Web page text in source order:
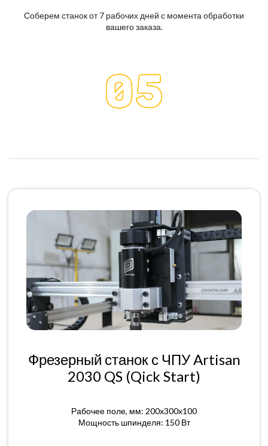
Соберем станок от 7 рабочих дней с момента обработки
вашего заказа.
Фрезерный станок с ЧПУ Artisan
2030 QS (Qick Start)
Рабочее поле, мм: 200x300x100
Мощность шпинделя: 150 Вт